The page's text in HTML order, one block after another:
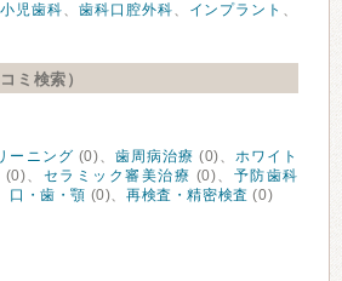
小児歯科、 歯科口腔外科、 インプラント 、
ミ検索）
ーニング (0)、 歯周病治療 (0)、ホワイト
(0)、 セラミック審美治療 (0)、 予防歯科
口・歯・顎 (0)、再検査・精密検査 (0)